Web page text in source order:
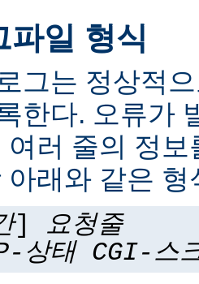
파일 형식
그는 정상적
한다. 오류가
여러 줄의 정
아래와 같은 형
] 요청줄
상태 CGI-스